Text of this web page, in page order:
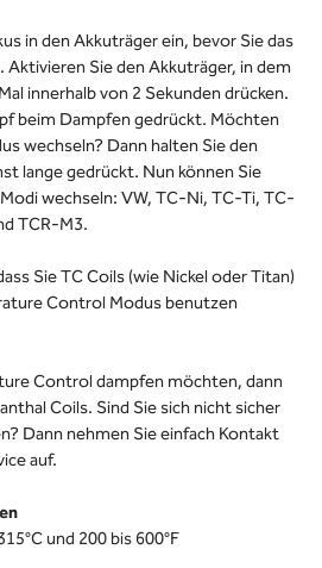
in den Akkuträger ein, bevor Sie das
Sie den Akkuträger, in dem
innerhalb von 2 Sekunden drücken.
beim Dampfen gedrückt. Möchten
wechseln? Dann halten Sie den
lange gedrückt. Nun können Sie
wechseln: VW, TC-Ni, TC-Ti, TC-
TCR-M3.
Sie TC Coils (wie Nickel oder Titan)
Control Modus benutzen
Control dampfen möchten, dann
Coils. Sind Sie sich nicht sicher
Dann nehmen Sie einfach Kontakt
auf.
und 200 bis 600°F